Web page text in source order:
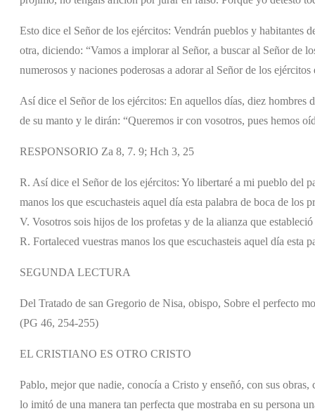
Esto dice el Señor de los ejércitos: Vendrán pueblos y habitantes
otra, diciendo: “Vamos a implorar al Señor, a buscar al Señor de
numerosos y naciones poderosas a adorar al Señor de los
Así dice el Señor de los ejércitos: En aquellos días, diez hombres
de su manto y le dirán: “Queremos ir con vosotros, pues hemos
RESPONSORIO Za 8, 7. 9; Hch 3, 25
R. Así dice el Señor de los ejércitos: Yo libertaré a mi pueblo del
manos los que escuchasteis aquel día esta palabra de boca de los
V. Vosotros sois hijos de los profetas y de la alianza que
R. Fortaleced vuestras manos los que escuchasteis aquel día esta
SEGUNDA LECTURA
Del Tratado de san Gregorio de Nisa, obispo, Sobre el perfecto
(PG 46, 254-255)
EL CRISTIANO ES OTRO CRISTO
Pablo, mejor que nadie, conocía a Cristo y enseñó, con sus
lo imitó de una manera tan perfecta que mostraba en su persona